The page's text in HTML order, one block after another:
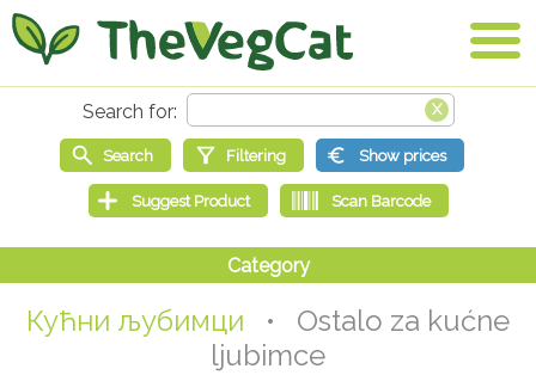
Кућни љубимци • Ostalo za kućne
ljubimce